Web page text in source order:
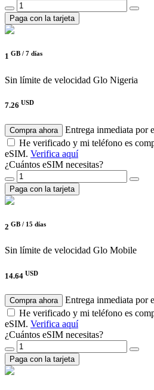
Paga con la tarjeta
1 GB / 7 días
Sin límite de velocidad Glo Nigeria
7.26 USD
Compra ahora
Entrega inmediata por
He verificado y mi teléfono es
eSIM. Verifica aquí
¿Cuántos eSIM necesitas?
Paga con la tarjeta
2 GB / 15 días
Sin límite de velocidad Glo Mobile
14.64 USD
Compra ahora
Entrega inmediata por
He verificado y mi teléfono es
eSIM. Verifica aquí
¿Cuántos eSIM necesitas?
Paga con la tarjeta